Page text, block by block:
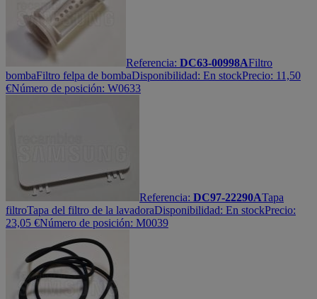
Referencia: DC63-00998AFiltro
bombaFiltro felpa de bombaDisponibilidad: En stockPrecio: 11,50
€Número de posición: W0633
Referencia: DC97-22290ATapa
filtroTapa del filtro de la lavadoraDisponibilidad: En stockPrecio:
23,05 €Número de posición: M0039